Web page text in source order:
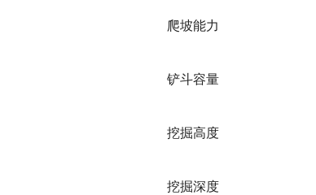
爬坡能力
铲斗容量
挖掘高度
挖掘深度